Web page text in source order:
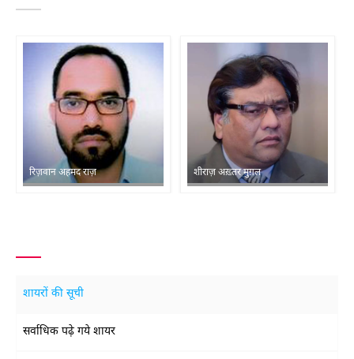
रिज़वान अहमद राज़ शीराज़ अख़्तर मुग़ल
शायरों की सूची
सर्वाधिक पढ़े गये शायर